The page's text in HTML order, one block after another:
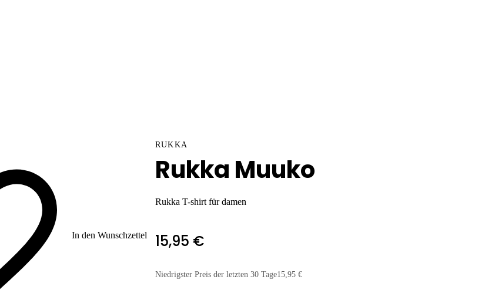
In den Wunschzettel
RUKKA
Rukka Muuko
Rukka T-shirt für damen
15,95 €
Niedrigster Preis der letzten 30 Tage15,95 €